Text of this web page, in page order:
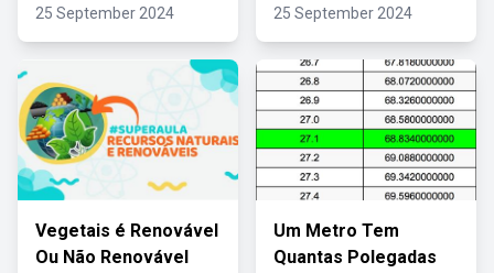
25 September 2024 25 September 2024
Vegetais é Renovável
Ou Não Renovável
Um Metro Tem
Quantas Polegadas